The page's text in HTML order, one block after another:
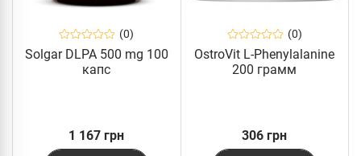
(0)
Solgar DLPA 500 mg 100
капс
1 167 грн
(0)
OstroVit L-Phenylalanine
200 грамм
306 грн